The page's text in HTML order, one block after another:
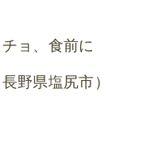
ョ、食前に
野県塩尻市）